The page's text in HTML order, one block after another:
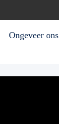
Ongeveer ons